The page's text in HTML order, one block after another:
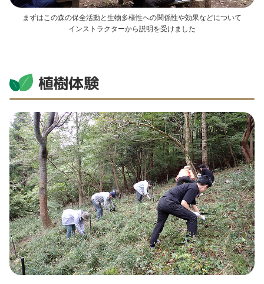
まずはこの森の保全活動と生物多様性への関係性や効果などについて
インストラクターから説明を受けました
植樹体験